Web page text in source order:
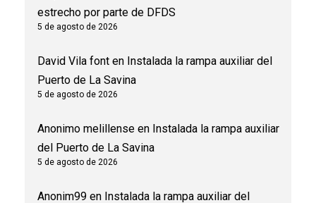
estrecho por parte de DFDS
5 de agosto de 2026
David Vila font en Instalada la rampa auxiliar del
Puerto de La Savina
5 de agosto de 2026
Anonimo melillense en Instalada la rampa auxiliar
del Puerto de La Savina
5 de agosto de 2026
Anonim99 en Instalada la rampa auxiliar del